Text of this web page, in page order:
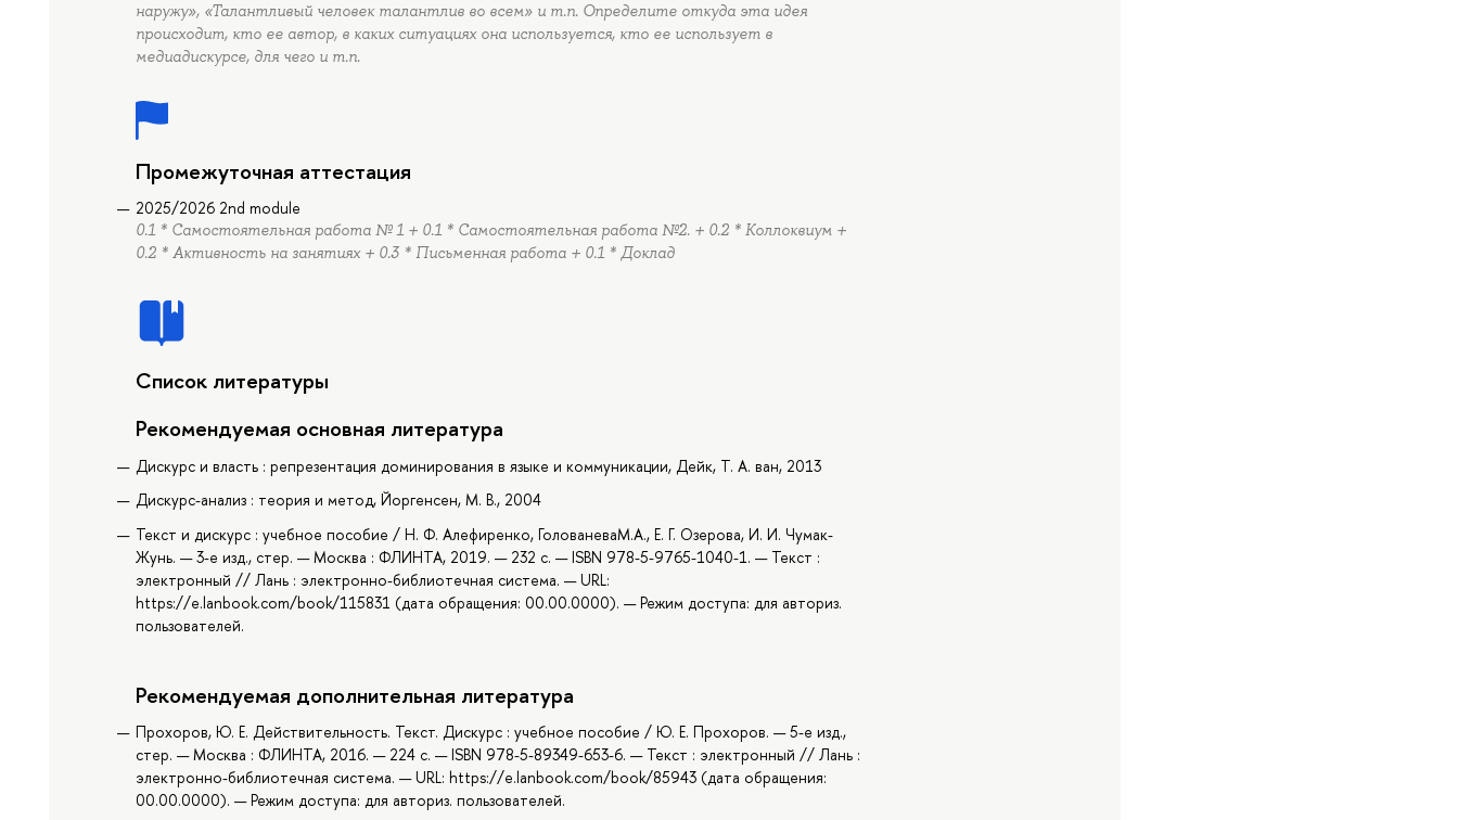
наружу», «Талантливый человек талантлив во всем» и т.п. Определите откуда эта идея
происходит, кто ее автор, в каких ситуациях она используется, кто ее использует в
медиадискурсе, для чего и т.п.
Промежуточная аттестация
2025/2026 2nd module
0.1 * Самостоятельная работа № 1 + 0.1 * Самостоятельная работа №2. + 0.2 * Коллоквиум +
0.2 * Активность на занятиях + 0.3 * Письменная работа + 0.1 * Доклад
Список литературы
Рекомендуемая основная литература
Дискурс и власть : репрезентация доминирования в языке и коммуникации, Дейк, Т. А. ван, 2013
Дискурс-анализ : теория и метод, Йоргенсен, М. В., 2004
Текст и дискурс : учебное пособие / Н. Ф. Алефиренко, ГолованеваМ.А., Е. Г. Озерова, И. И. Чумак-
Жунь. — 3-е изд., стер. — Москва : ФЛИНТА, 2019. — 232 с. — ISBN 978-5-9765-1040-1. — Текст :
электронный // Лань : электронно-библиотечная система. — URL:
https://e.lanbook.com/book/115831 (дата обращения: 00.00.0000). — Режим доступа: для авториз.
пользователей.
Рекомендуемая дополнительная литература
Прохоров, Ю. Е. Действительность. Текст. Дискурс : учебное пособие / Ю. Е. Прохоров. — 5-е изд.,
стер. — Москва : ФЛИНТА, 2016. — 224 с. — ISBN 978-5-89349-653-6. — Текст : электронный // Лань :
электронно-библиотечная система. — URL: https://e.lanbook.com/book/85943 (дата обращения:
00.00.0000). — Режим доступа: для авториз. пользователей.